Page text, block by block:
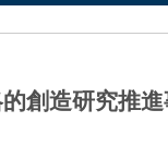
創造研究推
本生化学会